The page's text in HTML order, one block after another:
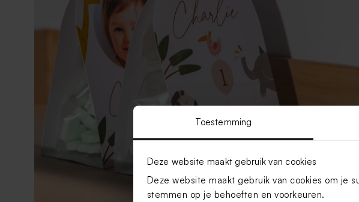
Toestemming
Deze website maakt gebruik van cookies
Deze website maakt gebruik van cookies om je
stemmen op je behoeften en voorkeuren.